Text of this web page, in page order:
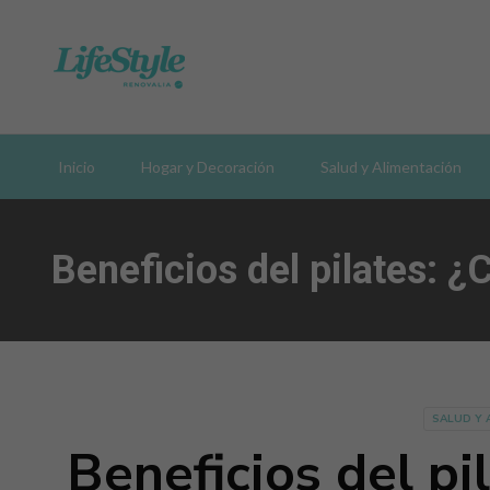
Inicio Hogar y Decoración Salud y Alimentación
Beneficios del pilates:
SALUD Y
Beneficios del